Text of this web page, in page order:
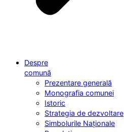
Despre
comună
Prezentare generală
Monografia comunei
Istoric
Strategia de dezvoltare
Simbolurile Naționale